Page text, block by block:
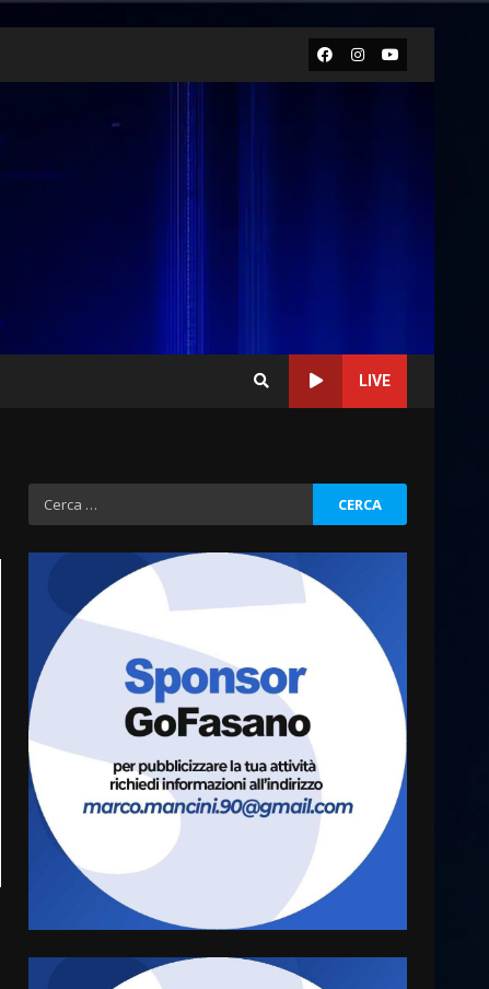
Facebook
Instagram
Youtube
LIVE
Ricerca
per:
Fasanese ferito a colpi di
arma da fuoco
6 Agosto 2026 18:13
4
Carta d’identità: continua il
piano di aperture
straordinarie del Comune di
Fasano
6 Agosto 2026 14:16
5
Grazia Neglia, coordinatrice
cittadina di Fratelli d’Italia,
pronta a tornare in Consiglio
6 Agosto 2026 08:00